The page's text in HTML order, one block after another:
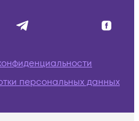
персональных данных